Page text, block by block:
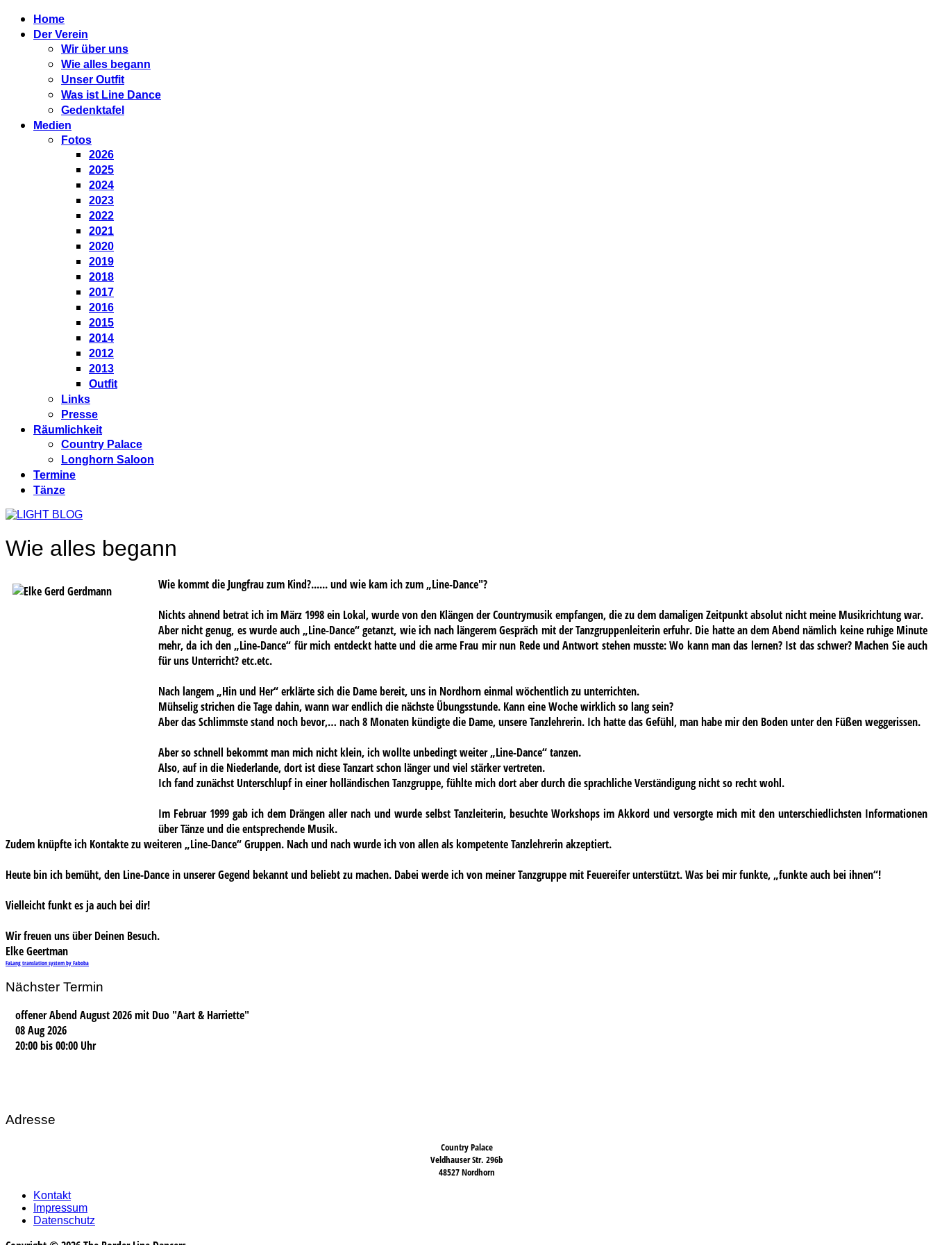
Home
Der Verein
Wir über uns
Wie alles begann
Unser Outfit
Was ist Line Dance
Gedenktafel
Medien
Fotos
2026
2025
2024
2023
2022
2021
2020
2019
2018
2017
2016
2015
2014
2012
2013
Outfit
Links
Presse
Räumlichkeit
Country Palace
Longhorn Saloon
Termine
Tänze
Wie alles begann
Wie kommt die Jungfrau zum Kind?...... und wie kam ich zum „Line-Dance"?
Nichts ahnend betrat ich im März 1998 ein Lokal, wurde von den Klängen der Countrymusik empfangen, die zu dem damaligen Zeitpunkt absolut nicht meine Musikrichtung war.
Aber nicht genug, es wurde auch „Line-Dance“ getanzt, wie ich nach längerem Gespräch mit der Tanzgruppenleiterin erfuhr. Die hatte an dem Abend nämlich keine ruhige Minute
mehr, da ich den „Line-Dance“ für mich entdeckt hatte und die arme Frau mir nun Rede und Antwort stehen musste: Wo kann man das lernen? Ist das schwer? Machen Sie auch
für uns Unterricht? etc.etc.
Nach langem „Hin und Her“ erklärte sich die Dame bereit, uns in Nordhorn einmal wöchentlich zu unterrichten.
Mühselig strichen die Tage dahin, wann war endlich die nächste Übungsstunde. Kann eine Woche wirklich so lang sein?
Aber das Schlimmste stand noch bevor,… nach 8 Monaten kündigte die Dame, unsere Tanzlehrerin. Ich hatte das Gefühl, man habe mir den Boden unter den Füßen weggerissen.
Aber so schnell bekommt man mich nicht klein, ich wollte unbedingt weiter „Line-Dance“ tanzen.
Also, auf in die Niederlande, dort ist diese Tanzart schon länger und viel stärker vertreten.
Ich fand zunächst Unterschlupf in einer holländischen Tanzgruppe, fühlte mich dort aber durch die sprachliche Verständigung nicht so recht wohl.
Im Februar 1999 gab ich dem Drängen aller nach und wurde selbst Tanzleiterin, besuchte Workshops im Akkord und versorgte mich mit den unterschiedlichsten Informationen
über Tänze und die entsprechende Musik.
Zudem knüpfte ich Kontakte zu weiteren „Line-Dance“ Gruppen. Nach und nach wurde ich von allen als kompetente Tanzlehrerin akzeptiert.
Heute bin ich bemüht, den Line-Dance in unserer Gegend bekannt und beliebt zu machen. Dabei werde ich von meiner Tanzgruppe mit Feuereifer unterstützt. Was bei mir funkte, „funkte auch bei ihnen“!
Vielleicht funkt es ja auch bei dir!
Wir freuen uns über Deinen Besuch.
Elke Geertman
FaLang translation system by Faboba
Nächster Termin
offener Abend August 2026 mit Duo "Aart & Harriette"
08 Aug 2026
20:00bis00:00 Uhr
Adresse
Country Palace
Veldhauser Str. 296b
48527 Nordhorn
Kontakt
Impressum
Datenschutz